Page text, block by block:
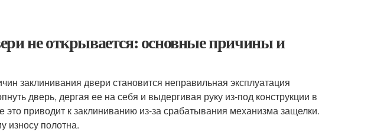
не открывается: основные причины и
заклинивания двери становится неправильная эксплуатация
дверь, дергая ее на себя и выдергивая руку из-под конструкции в
приводит к заклиниванию из-за срабатывания механизма защелки.
износу полотна.